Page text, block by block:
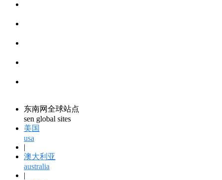
东南网全球站点
sen global sites
美国
usa
|
澳大利亚
australia
|